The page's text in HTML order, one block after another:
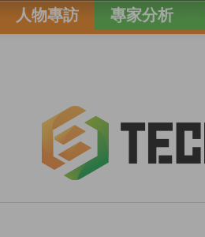
人物專訪 專家分析